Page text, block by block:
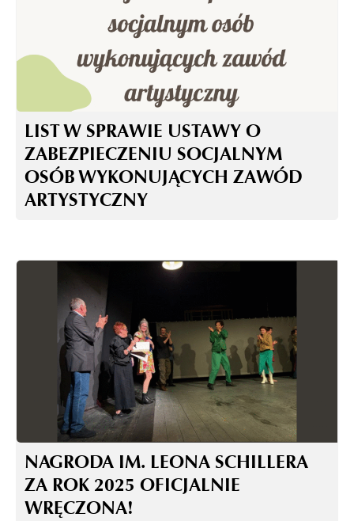
LIST W SPRAWIE USTAWY O
ZABEZPIECZENIU SOCJALNYM
OSÓB WYKONUJĄCYCH ZAWÓD
ARTYSTYCZNY
NAGRODA IM. LEONA SCHILLERA
ZA ROK 2025 OFICJALNIE
WRĘCZONA!